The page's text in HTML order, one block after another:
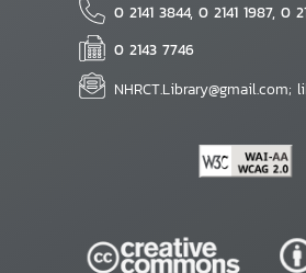
0 2141 3844, 0 2141 1987, 0
0 2143 7746
NHRCT.Library@gmail.com;